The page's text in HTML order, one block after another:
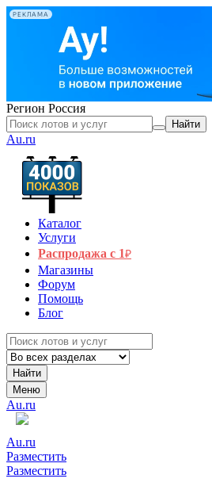
РЕКЛАМА
Регион Россия
Найти
Au.ru
Каталог
Услуги
Распродажа с 1₽
Магазины
Форум
Помощь
Блог
Найти
Меню
Au.ru
Au.ru
Разместить
Разместить